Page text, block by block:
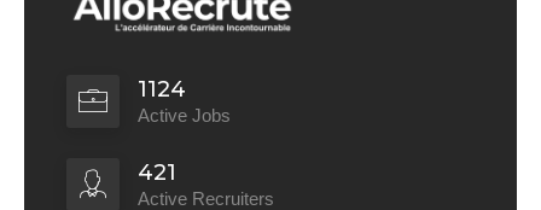
1124
Active Jobs
421
Active Recruiters